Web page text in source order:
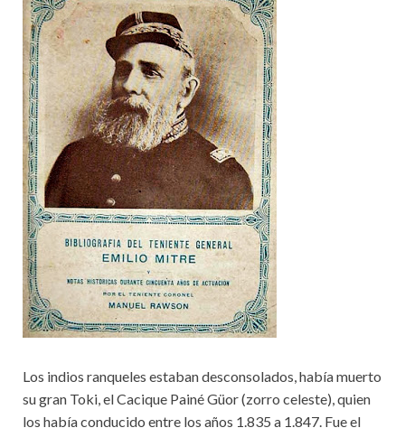
Los indios ranqueles estaban desconsolados, había muerto
su gran Toki, el Cacique Painé Güor (zorro celeste), quien
los había conducido entre los años 1.835 a 1.847. Fue el